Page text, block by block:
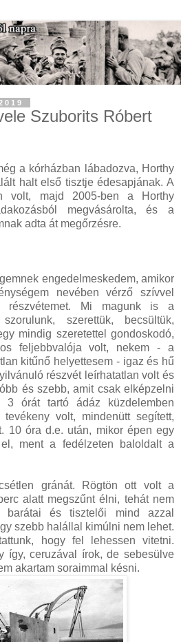
Szuborits Róbert
a kórházban lábadozva, Horthy
halt első tisztje édesapjának. A
volt, majd 2005-ben a Horthy
megvásárolta, és a
adta át megőrzésre.
engedelmeskedem, amikor
nevében vérző szívvel
részvétemet. Mi magunk is a
szerettük, becsültük,
mindig szeretettel gondoskodó,
feljebbvalója volt, nekem - a
kitűnő helyettesem - igaz és hű
részvét leírhatatlan volt és
és szebb, amit csak elképzelni
órát tartó ádáz küzdelemben
volt, mindenütt segített,
10 óra d.e. után, mikor épen egy
ment a fedélzeten baloldalt a
gránát. Rögtön ott volt a
alatt megszűnt élni, tehát nem
barátai és tisztelői mind azzal
szebb halállal kimúlni nem lehet.
hogy fel lehessen vitetni.
így, ceruzával írok, de sebesülve
akartam soraimmal késni.